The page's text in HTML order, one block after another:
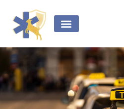
principal